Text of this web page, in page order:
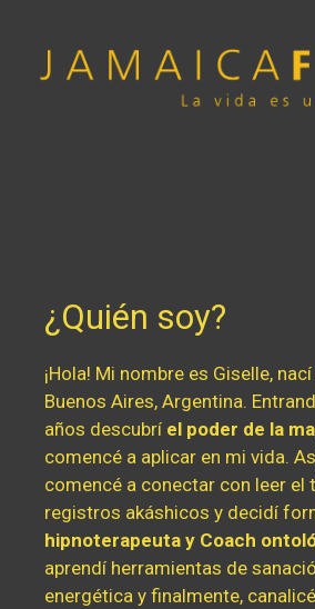
¿Quién soy?
¡Hola! Mi nombre es Giselle,
Buenos Aires, Argentina.
años descubrí el poder de la
comencé a aplicar en mi vida.
comencé a conectar con leer el
registros akáshicos y decidí
hipnoterapeuta y Coach
aprendí herramientas de
energética y finalmente,